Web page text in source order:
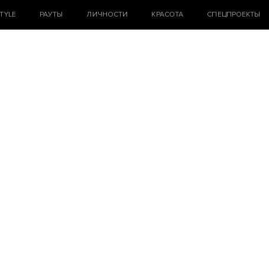
РАУТЫ ЛИЧНОСТИ КРАСОТА СПЕЦПРОЕКТЫ